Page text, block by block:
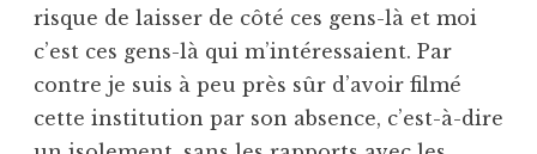
risque de laisser de côté ces gens-là et moi
c’est ces gens-là qui m’intéressaient. Par
contre je suis à peu près sûr d’avoir filmé
cette institution par son absence, c’est-à-dire